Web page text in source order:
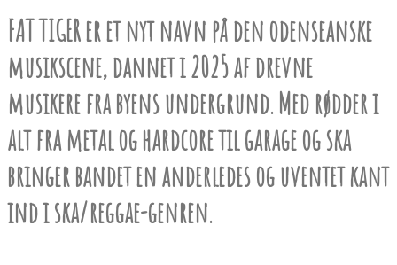
FAT TIGER er et nyt navn på den odenseanske
musikscene, dannet i 2025 af drevne
musikere fra byens undergrund. Med rødder i
alt fra metal og hardcore til garage og ska
bringer bandet en anderledes og uventet kant
ind i ska/reggae-genren.